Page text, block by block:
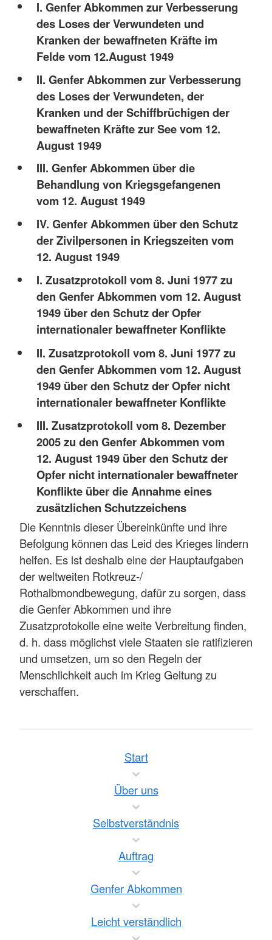
I. Genfer Abkommen zur Verbesserung
des Loses der Verwundeten und
Kranken der bewaffneten Kräfte im
Felde vom 12.August 1949
II. Genfer Abkommen zur Verbesserung
des Loses der Verwundeten, der
Kranken und der Schiffbrüchigen der
bewaffneten Kräfte zur See vom 12.
August 1949
III. Genfer Abkommen über die
Behandlung von Kriegsgefangenen
vom 12. August 1949
IV. Genfer Abkommen über den Schutz
der Zivilpersonen in Kriegszeiten vom
12. August 1949
I. Zusatzprotokoll vom 8. Juni 1977 zu
den Genfer Abkommen vom 12. August
1949 über den Schutz der Opfer
internationaler bewaffneter Konflikte
II. Zusatzprotokoll vom 8. Juni 1977 zu
den Genfer Abkommen vom 12. August
1949 über den Schutz der Opfer nicht
internationaler bewaffneter Konflikte
III. Zusatzprotokoll vom 8. Dezember
2005 zu den Genfer Abkommen vom
12. August 1949 über den Schutz der
Opfer nicht internationaler bewaffneter
Konflikte über die Annahme eines
zusätzlichen Schutzzeichens
Die Kenntnis dieser Übereinkünfte und ihre
Befolgung können das Leid des Krieges lindern
helfen. Es ist deshalb eine der Hauptaufgaben
der weltweiten Rotkreuz-/
Rothalbmondbewegung, dafür zu sorgen, dass
die Genfer Abkommen und ihre
Zusatzprotokolle eine weite Verbreitung finden,
d. h. dass möglichst viele Staaten sie ratifizieren
und umsetzen, um so den Regeln der
Menschlichkeit auch im Krieg Geltung zu
verschaffen.
Start
Über uns
Selbstverständnis
Auftrag
Genfer Abkommen
Leicht verständlich